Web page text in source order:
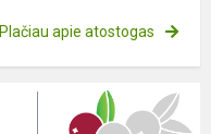
Plačiau apie atostogas